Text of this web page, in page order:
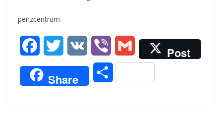
penzcentrum
a
c
w
i
K
i
b
m
a
Post
Share
O